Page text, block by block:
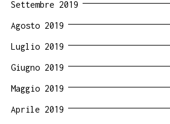
Settembre 2019
Agosto 2019
Luglio 2019
Giugno 2019
Maggio 2019
Aprile 2019